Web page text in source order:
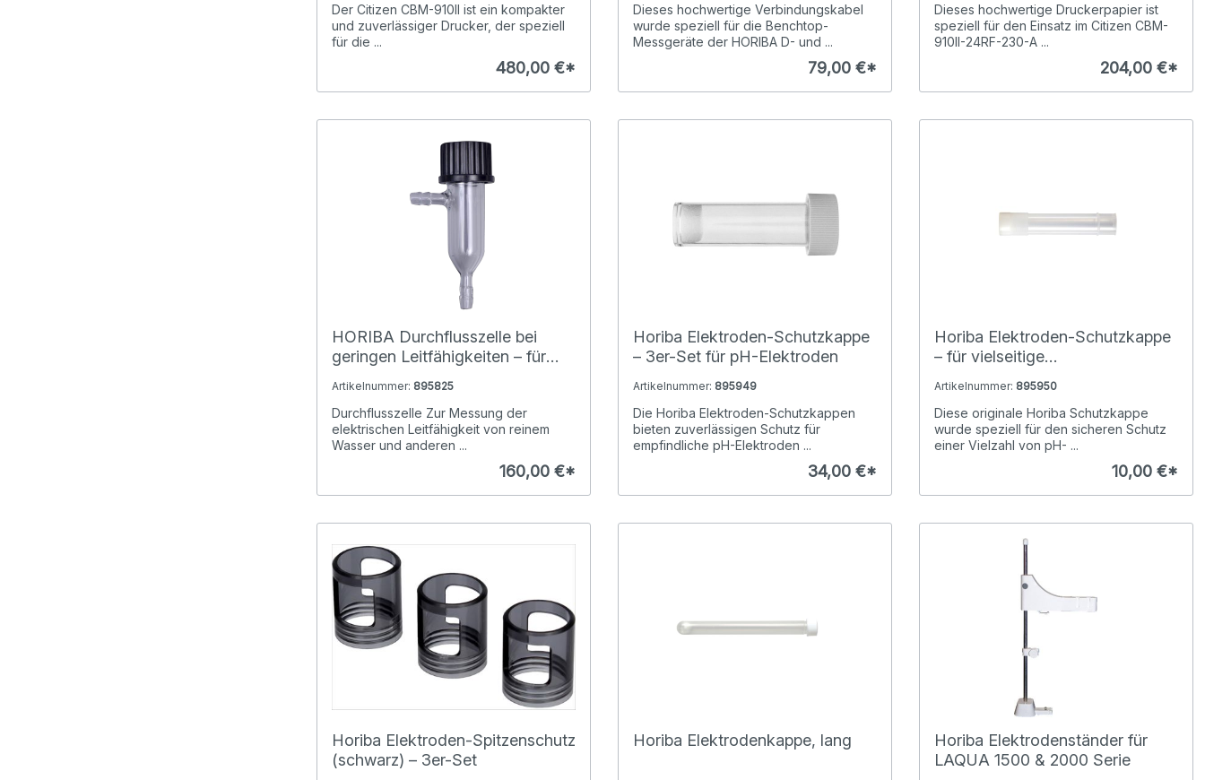
Der Citizen CBM-910II ist ein kompakter
und zuverlässiger Drucker, der speziell
für die ...
480,00 €*
Dieses hochwertige Verbindungskabel
wurde speziell für die Benchtop-
Messgeräte der HORIBA D- und ...
79,00 €*
Dieses hochwertige Druckerpapier ist
speziell für den Einsatz im Citizen CBM-
910II-24RF-230-A ...
204,00 €*
HORIBA Durchflusszelle bei
geringen Leitfähigkeiten – für
(300-2C-C)
Artikelnummer: 895825
Durchflusszelle Zur Messung der
elektrischen Leitfähigkeit von reinem
Wasser und anderen ...
160,00 €*
Horiba Elektroden-Schutzkappe
– 3er-Set für pH-Elektroden
Artikelnummer: 895949
Die Horiba Elektroden-Schutzkappen
bieten zuverlässigen Schutz für
empfindliche pH-Elektroden ...
34,00 €*
Horiba Elektroden-Schutzkappe
– für vielseitige
Artikelnummer: 895950
Diese originale Horiba Schutzkappe
wurde speziell für den sicheren Schutz
einer Vielzahl von pH- ...
10,00 €*
Horiba Elektroden-Spitzenschutz
(schwarz) – 3er-Set
Horiba Elektrodenkappe, lang
Horiba Elektrodenständer für
LAQUA 1500 & 2000 Serie